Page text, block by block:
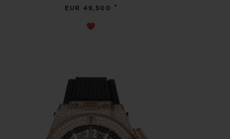
EUR 49,500 •